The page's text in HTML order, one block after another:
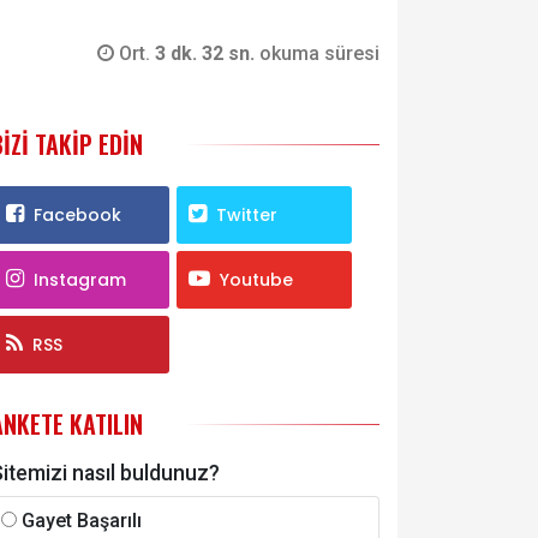
Ort. 3 dk. 32 sn. okuma süresi
TAKIP EDIN
Facebook Twitter
Instagram Youtube
RSS
KATILIN
nasıl buldunuz?
Gayet Başarılı